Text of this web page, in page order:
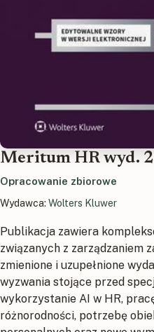
Meritum HR wyd.
Opracowanie zbiorowe
Wydawca: Wolters Kluwer
Publikacja zawiera
związanych z zarządzaniem
zmienione i uzupełnione
wyzwania stojące przed
wykorzystanie AI w HR,
różnorodności, potrzebę